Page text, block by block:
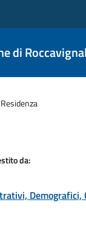
di
Residenza
da:
Demografici,